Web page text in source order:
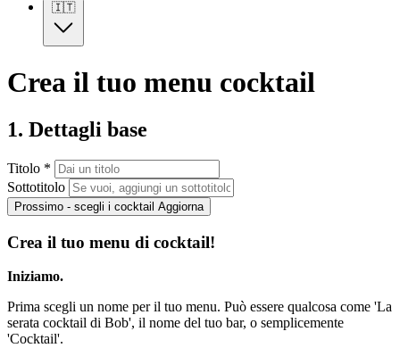
🇮🇹
Crea il tuo menu cocktail
1. Dettagli base
Titolo *
Sottotitolo
Prossimo - scegli i cocktail Aggiorna
Crea il tuo menu di cocktail!
Iniziamo.
Prima scegli un nome per il tuo menu. Può essere qualcosa come 'La
serata cocktail di Bob', il nome del tuo bar, o semplicemente
'Cocktail'.